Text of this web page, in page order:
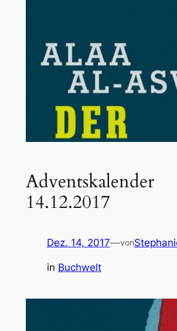
Adventskalender
14.12.2017
Dez. 14, 2017—von
in Buchwelt